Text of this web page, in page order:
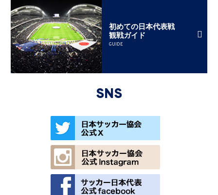
初めての日本代表戦
観戦ガイド
GUIDE
SNS